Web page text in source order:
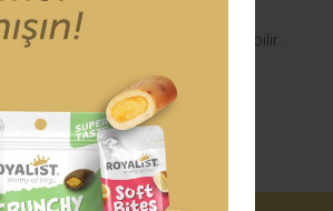
büyük yardımcı araçtır.
bir telefon numarası yazılabilir.
karşılaşmazsınız.
formunu kullanarak tarafımıza iletebilirsiniz.